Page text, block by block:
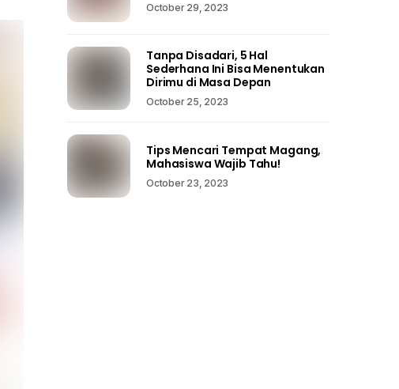
October 29, 2023
Tanpa Disadari, 5 Hal
Sederhana Ini Bisa Menentukan
Dirimu di Masa Depan
October 25, 2023
Tips Mencari Tempat Magang,
Mahasiswa Wajib Tahu!
October 23, 2023